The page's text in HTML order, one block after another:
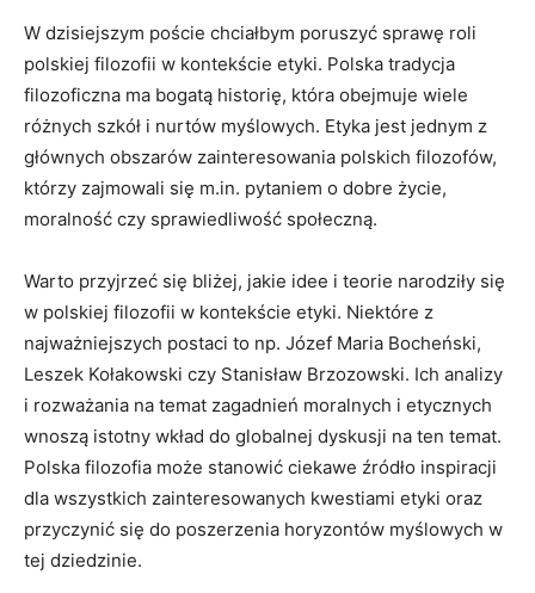
W dzisiejszym poście chciałbym poruszyć ⁤sprawę roli
polskiej filozofii w kontekście etyki. Polska⁤ tradycja
filozoficzna ma bogatą historię, która obejmuje wiele
różnych szkół i nurtów myślowych. Etyka jest jednym z
głównych ⁤obszarów‌ zainteresowania polskich filozofów,
którzy zajmowali się m.in. pytaniem o ​dobre‌ życie,
moralność czy sprawiedliwość społeczną.
Warto przyjrzeć się bliżej, jakie​ idee i teorie narodziły⁣ się
w ⁤polskiej filozofii w⁣ kontekście etyki. Niektóre z
najważniejszych postaci to np. Józef Maria Bocheński,
Leszek ⁣Kołakowski czy Stanisław ⁢Brzozowski. Ich ⁤analizy
i rozważania ​na temat zagadnień moralnych i etycznych
⁤wnoszą istotny wkład‍ do globalnej dyskusji na ten temat.
Polska‌ filozofia ⁢może stanowić ciekawe źródło inspiracji
dla wszystkich zainteresowanych kwestiami etyki oraz
przyczynić ‍się do ⁤poszerzenia horyzontów myślowych w
tej dziedzinie.